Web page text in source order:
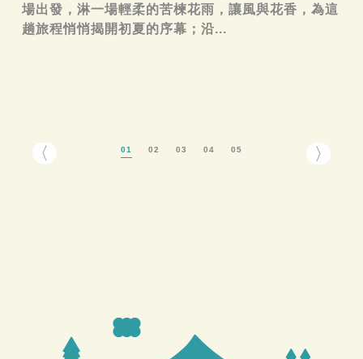
場出發，淋一場輕柔的苦楝花雨，讓風與花香，為這
趟旅程悄悄揭開初夏的序幕；沿...
01 02 03 04 05